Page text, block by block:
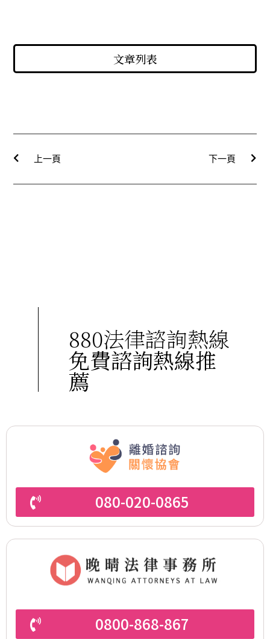
文章列表
上一頁 下一頁
880法律諮詢熱線
免費諮詢熱線推
薦
080-020-0865
0800-868-867